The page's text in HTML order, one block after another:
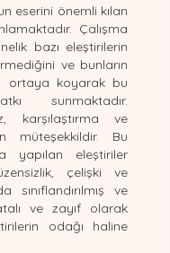
eserini önemli kılan
Çalışma
bazı eleştirilerin
ve bunların
ortaya koyarak bu
sunmaktadır.
karşılaştırma ve
müteşekkildir. Bu
yapılan eleştiriler
çelişki ve
sınıflandırılmış ve
ve zayıf olarak
odağı haline